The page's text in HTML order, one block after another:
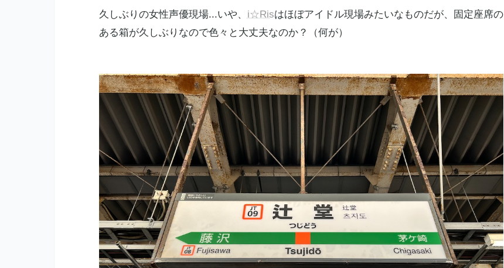
久しぶりの女性声優現場...いや、 i☆Risはほぼアイドル現場みたいなものだが、固定座席の
ある箱が久しぶりなので色々と大丈夫なのか？（何が）